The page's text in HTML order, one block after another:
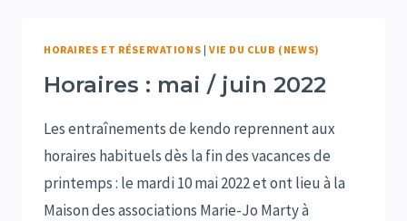
HORAIRES ET RÉSERVATIONS |VIE DU CLUB (NEWS)
Horaires : mai / juin 2022
Les entraînements de kendo reprennent aux
horaires habituels dès la fin des vacances de
printemps : le mardi 10 mai 2022 et ont lieu à la
Maison des associations Marie-Jo Marty à